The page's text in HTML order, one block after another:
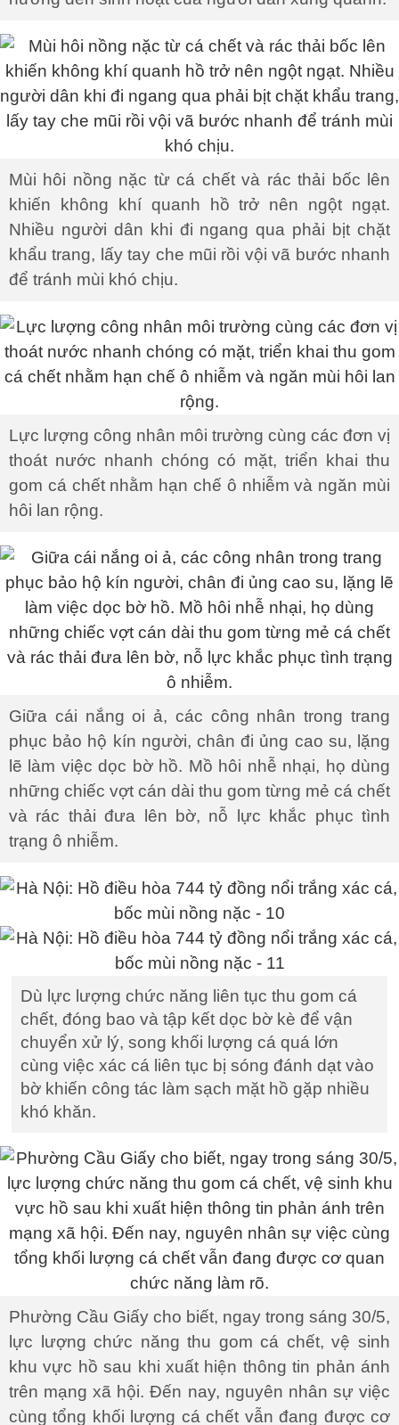
Mùi hôi nồng nặc từ cá chết và rác thải bốc lên
khiến không khí quanh hồ trở nên ngột ngạt.
Nhiều người dân khi đi ngang qua phải bịt chặt
khẩu trang, lấy tay che mũi rồi vội vã bước nhanh
để tránh mùi khó chịu.
Lực lượng công nhân môi trường cùng các đơn vị
thoát nước nhanh chóng có mặt, triển khai thu
gom cá chết nhằm hạn chế ô nhiễm và ngăn mùi
hôi lan rộng.
Giữa cái nắng oi ả, các công nhân trong trang
phục bảo hộ kín người, chân đi ủng cao su, lặng
lẽ làm việc dọc bờ hồ. Mồ hôi nhễ nhại, họ dùng
những chiếc vợt cán dài thu gom từng mẻ cá chết
và rác thải đưa lên bờ, nỗ lực khắc phục tình
trạng ô nhiễm.
Dù lực lượng chức năng liên tục thu gom cá
chết, đóng bao và tập kết dọc bờ kè để vận
chuyển xử lý, song khối lượng cá quá lớn
cùng việc xác cá liên tục bị sóng đánh dạt vào
bờ khiến công tác làm sạch mặt hồ gặp nhiều
khó khăn.
Phường Cầu Giấy cho biết, ngay trong sáng 30/5,
lực lượng chức năng thu gom cá chết, vệ sinh
khu vực hồ sau khi xuất hiện thông tin phản ánh
trên mạng xã hội. Đến nay, nguyên nhân sự việc
cùng tổng khối lượng cá chết vẫn đang được cơ